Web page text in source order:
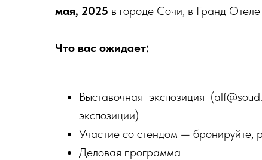
мая, 2025 в городе Сочи, в Гранд
Что вас ожидает:
Выставочная экспозиция
экспозиции)
Участие со стендом — бронируйте,
Деловая программа